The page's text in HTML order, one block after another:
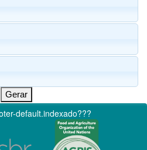
default.indexado???